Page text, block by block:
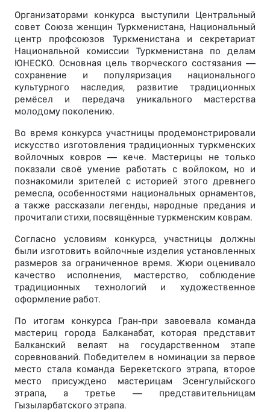
Организаторами конкурса выступили Центральный
совет Союза женщин Туркменистана, Национальный
центр профсоюзов Туркменистана и секретариат
Национальной комиссии Туркменистана по делам
ЮНЕСКО. Основная цель творческого состязания —
сохранение и популяризация национального
культурного наследия, развитие традиционных
ремёсел и передача уникального мастерства
молодому поколению.
Во время конкурса участницы продемонстрировали
искусство изготовления традиционных туркменских
войлочных ковров — кече. Мастерицы не только
показали своё умение работать с войлоком, но и
познакомили зрителей с историей этого древнего
ремесла, особенностями национальных орнаментов,
а также рассказали легенды, народные предания и
прочитали стихи, посвящённые туркменским коврам.
Согласно условиям конкурса, участницы должны
были изготовить войлочные изделия установленных
размеров за ограниченное время. Жюри оценивало
качество исполнения, мастерство, соблюдение
традиционных технологий и художественное
оформление работ.
По итогам конкурса Гран-при завоевала команда
мастериц города Балканабат, которая представит
Балканский велаят на государственном этапе
соревнований. Победителем в номинации за первое
место стала команда Берекетского этрапа, второе
место присуждено мастерицам Эсенгулыйского
этрапа, а третье — представительницам
Гызыларбатского этрапа.